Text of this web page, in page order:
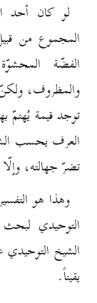
لو كان أحد
المجموع من
الفضّة
والمظروف،
توجد قيمة يُهتمّ
العرف يحسب
تضرّ جهالته،
وهذا هو
التوحيدي
الشيخ التوحيدي
يقيناً.